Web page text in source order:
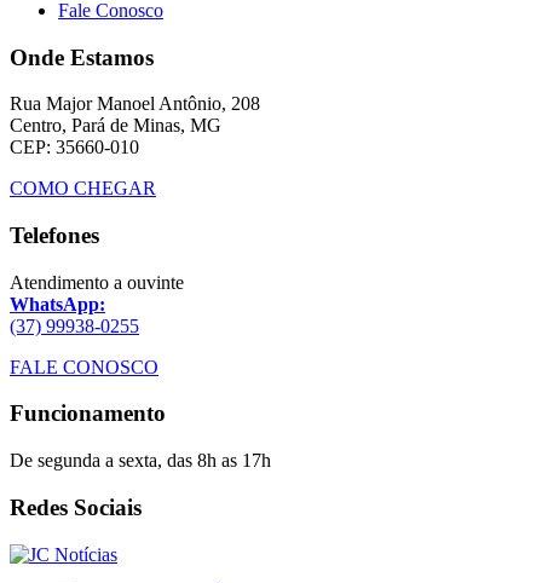
Fale Conosco
Onde Estamos
Rua Major Manoel Antônio, 208
Centro, Pará de Minas, MG
CEP: 35660-010
COMO CHEGAR
Telefones
Atendimento a ouvinte
WhatsApp:
(37) 99938-0255
FALE CONOSCO
Funcionamento
De segunda a sexta, das 8h as 17h
Redes Sociais